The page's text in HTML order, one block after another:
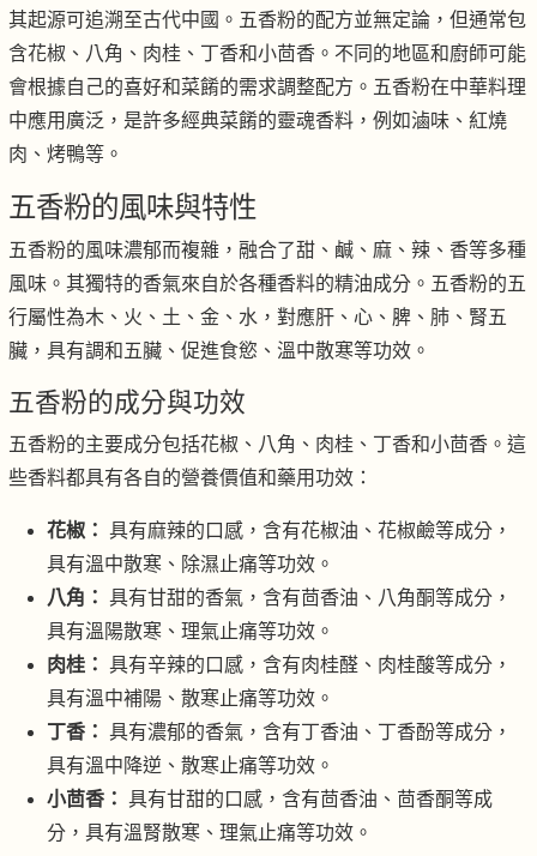
其起源可追溯至古代中國。五香粉的配方並無定論，但通常包
含花椒、八角、肉桂、丁香和小茴香。不同的地區和廚師可能
會根據自己的喜好和菜餚的需求調整配方。五香粉在中華料理
中應用廣泛，是許多經典菜餚的靈魂香料，例如滷味、紅燒
肉、烤鴨等。
五香粉的風味與特性
五香粉的風味濃郁而複雜，融合了甜、鹹、麻、辣、香等多種
風味。其獨特的香氣來自於各種香料的精油成分。五香粉的五
行屬性為木、火、土、金、水，對應肝、心、脾、肺、腎五
臟，具有調和五臟、促進食慾、溫中散寒等功效。
五香粉的成分與功效
五香粉的主要成分包括花椒、八角、肉桂、丁香和小茴香。這
些香料都具有各自的營養價值和藥用功效：
花椒： 具有麻辣的口感，含有花椒油、花椒鹼等成分，
具有溫中散寒、除濕止痛等功效。
八角： 具有甘甜的香氣，含有茴香油、八角酮等成分，
具有溫陽散寒、理氣止痛等功效。
肉桂： 具有辛辣的口感，含有肉桂醛、肉桂酸等成分，
具有溫中補陽、散寒止痛等功效。
丁香： 具有濃郁的香氣，含有丁香油、丁香酚等成分，
具有溫中降逆、散寒止痛等功效。
小茴香： 具有甘甜的口感，含有茴香油、茴香酮等成
分，具有溫腎散寒、理氣止痛等功效。